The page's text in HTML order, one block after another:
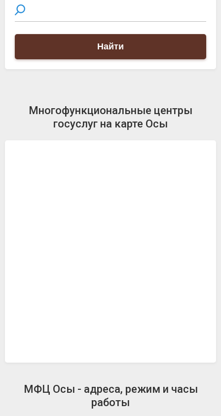
Найти
Многофункциональные центры
госуслуг на карте Осы
МФЦ Осы - адреса, режим и часы
работы